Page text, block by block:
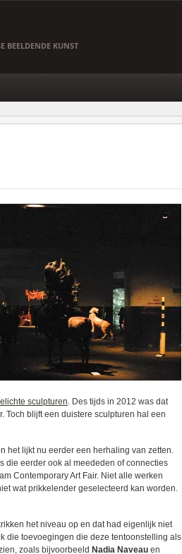
BEELDENDE KUNST
sculpturen. Des tijds in 2012 was dat
Toch blijft een duistere sculpturen hal een
het lijkt nu eerder een herhaling van zetten.
die eerder ook al meededen of connecties
Contemporary Art Fair. Niet alle werken
wat prikkelender geselecteerd kan worden.
het niveau op en dat had eigenlijk niet
die toevoegingen die deze tentoonstelling als
zoals bijvoorbeeld Nadia Naveau en